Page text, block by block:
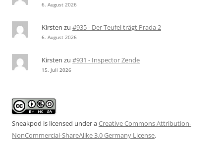
6. August 2026
Kirsten zu #935 - Der Teufel trägt Prada 2
6. August 2026
Kirsten zu #931 - Inspector Zende
15. Juli 2026
Sneakpod is licensed under aCreative Commons Attribution-
NonCommercial-ShareAlike 3.0 Germany License.